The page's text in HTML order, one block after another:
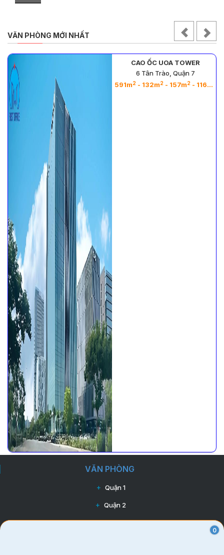
VĂN PHÒNG MỚI NHẤT
CAO ỐC UOA TOWER
6 Tân Trào, Quận 7
591m2 - 132m2 - 157m2 - 116m
VĂN PHÒNG
Quận 1
Quận 2
Quận 3
0